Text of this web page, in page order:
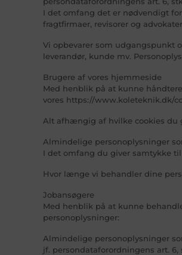
I det omfang det er nødvendigt
fragtfirmaer, revisorer og
Vi opbevarer som udgangspunkt
leverandør, kunde mv.
Brugere af vores hjemmeside
Med henblik på at kunne
vores https://www.koleteknik.dk/
Alt afhængig af hvilke cookies du
Almindelige personoplysninger
I det omfang du giver samtykke
Hvor længe vi behandler dine
Jobansøgere
Med henblik på at kunne
personoplysninger:
Almindelige personoplysninger
jf. persondataforordningens art. 6,